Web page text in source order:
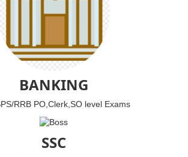
BANKING
RRB PO,Clerk,SO level Exams
SSC